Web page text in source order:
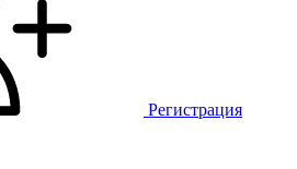
Регистрация